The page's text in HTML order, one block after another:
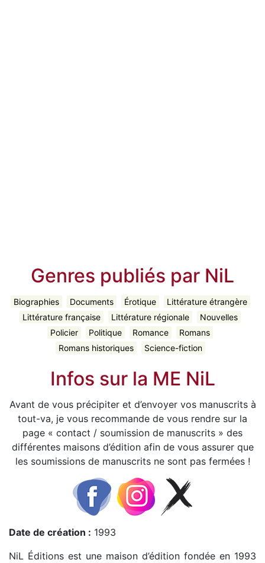
Genres publiés par NiL
Biographies Documents Érotique
Littérature étrangère
Littérature française
Littérature régionale
Nouvelles
Policier
Politique Romance
Romans
Romans historiques
Science-fiction
Infos sur la ME NiL
Avant de vous précipiter et d’envoyer vos manuscrits à
tout-va, je vous recommande de vous rendre sur la
page « contact / soumission de manuscrits » des
différentes maisons d’édition afin de vous assurer que
les soumissions de manuscrits ne sont pas fermées !
Date de création : 1993
NiL Éditions est une maison d’édition fondée en 1993